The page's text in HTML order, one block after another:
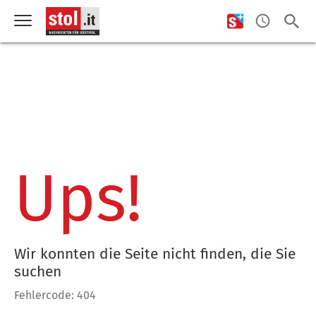
Ups!
Wir konnten die Seite nicht finden, die Sie
suchen
Fehlercode: 404